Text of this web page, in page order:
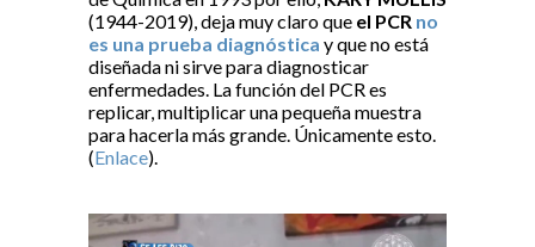
(1944-2019), deja muy claro que el PCR no
es una prueba diagnóstica y que no está
diseñada ni sirve para diagnosticar
enfermedades. La función del PCR es
replicar, multiplicar una pequeña muestra
para hacerla más grande. Únicamente esto.
(Enlace).